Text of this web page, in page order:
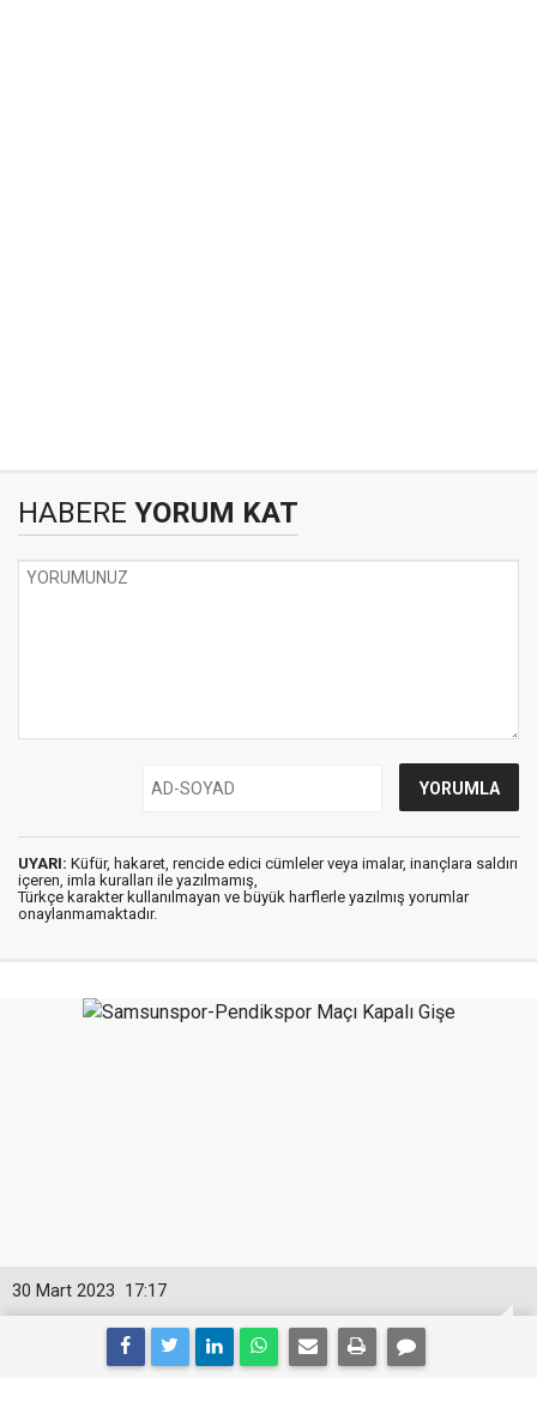
HABERE YORUM KAT
UYARI: Küfür, hakaret, rencide edici cümleler veya imalar, inançlara saldırı
içeren, imla kuralları ile yazılmamış,
Türkçe karakter kullanılmayan ve büyük harflerle yazılmış yorumlar
onaylanmamaktadır.
17:17
30 Mart 2023